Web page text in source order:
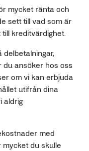
mycket ränta och
sett till vad som är
kreditvärdighet.
delbetalningar,
du ansöker hos oss
om vi kan erbjuda
utifrån dina
aldrig
med
du skulle